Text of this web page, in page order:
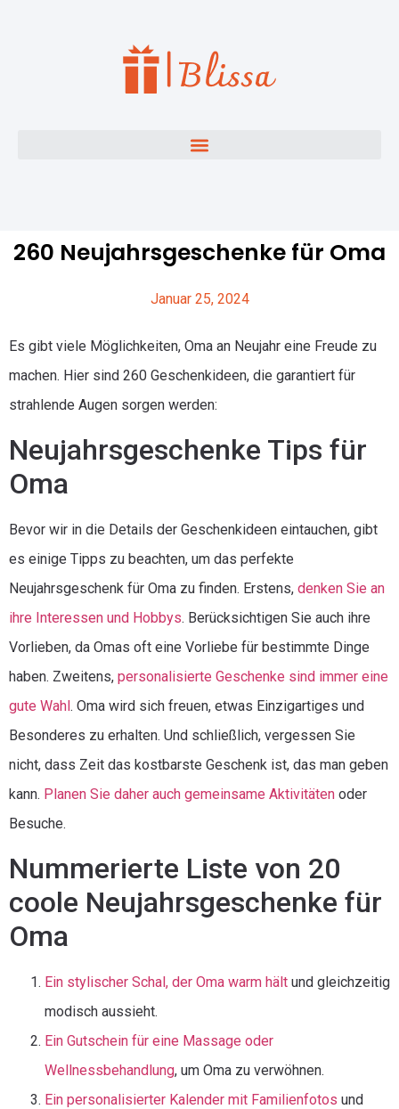
260 Neujahrsgeschenke für Oma
Januar 25, 2024
Es gibt viele Möglichkeiten, Oma an Neujahr eine Freude zu
machen. Hier sind 260 Geschenkideen, die garantiert für
strahlende Augen sorgen werden:
Neujahrsgeschenke Tips für
Oma
Bevor wir in die Details der Geschenkideen eintauchen, gibt
es einige Tipps zu beachten, um das perfekte
Neujahrsgeschenk für Oma zu finden. Erstens, denken Sie an
ihre Interessen und Hobbys. Berücksichtigen Sie auch ihre
Vorlieben, da Omas oft eine Vorliebe für bestimmte Dinge
haben. Zweitens, personalisierte Geschenke sind immer eine
gute Wahl. Oma wird sich freuen, etwas Einzigartiges und
Besonderes zu erhalten. Und schließlich, vergessen Sie
nicht, dass Zeit das kostbarste Geschenk ist, das man geben
kann. Planen Sie daher auch gemeinsame Aktivitäten oder
Besuche.
Nummerierte Liste von 20
coole Neujahrsgeschenke für
Oma
Ein stylischer Schal, der Oma warm hält und gleichzeitig
modisch aussieht.
Ein Gutschein für eine Massage oder
Wellnessbehandlung, um Oma zu verwöhnen.
Ein personalisierter Kalender mit Familienfotos und